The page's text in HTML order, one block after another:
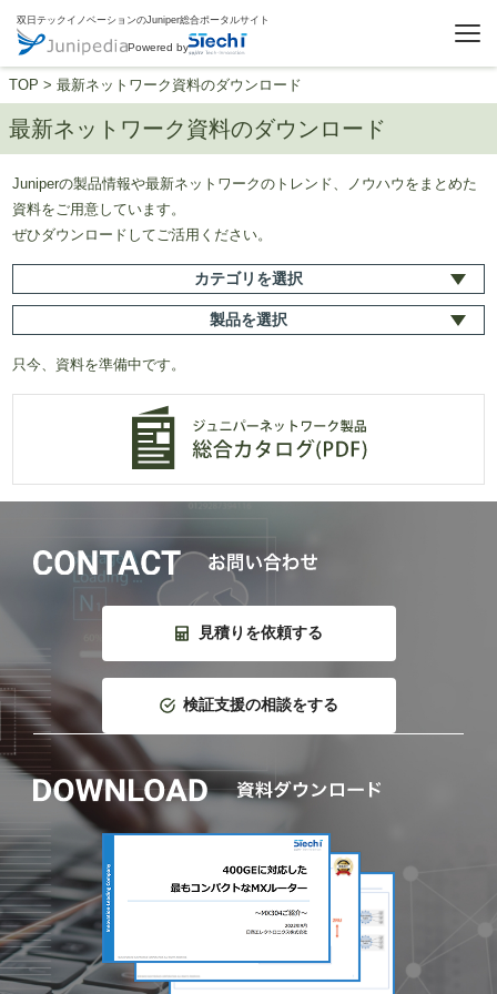
双日テックイノベーションのJuniper総合ポータルサイト
Powered by
TOP > 最新ネットワーク資料のダウンロード
最新ネットワーク資料のダウンロード
Juniperの製品情報や最新ネットワークのトレンド、ノウハウをまとめた
資料をご用意しています。
ぜひダウンロードしてご活用ください。
カテゴリ を選択
製品を選択
只今、資料を準備中です。
見積りを依頼する
検証支援の相談をする